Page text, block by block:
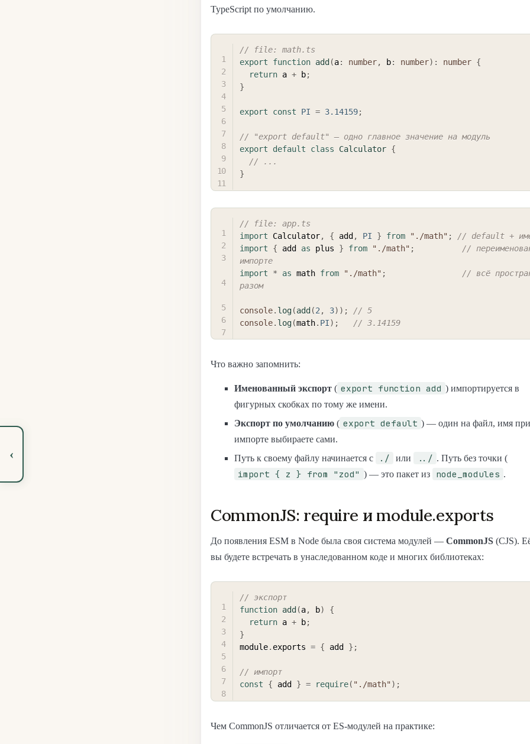
‹
TypeScript по умолчанию.
// file: math.ts
export
function add (a: number, b: number) : number {
return a + b;
}
export const PI = 3.14159;
// "export default" — одно главное значение на модуль
export
default class Calculator {
// ...
}
// file: app.ts
import Calculator, { add , PI } from "./math" ;
// default +
import
{ add as plus } from "./math" ;
//
импорте
import
* as math from "./math" ;
// всё
разом
console. log(add (2 , 3) ) ;
// 5
console. log(math. PI) ; // 3.14159
Что важно запомнить:
Именованный экспорт ( export function add ) импортируется в
фигурных скобках по тому же имени.
Экспорт по умолчанию ( export default ) — один на файл, имя при
импорте выбираете сами.
Путь к своему файлу начинается с
./ или ../ . Путь без точки (
import { z } from "zod" ) — это пакет из node_modules .
CommonJS: require и module.exports
До появления ESM в Node была своя система модулей — CommonJS (CJS).
вы будете встречать в унаследованном коде и многих библиотеках:
// экспорт
function add (a, b)
{
return a + b;
}
module. exports = { add } ;
// импорт
const
{ add } = require( "./math") ;
Чем CommonJS отличается от ES-модулей на практике: